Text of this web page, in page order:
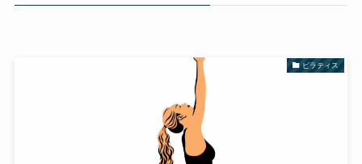
ピラティス